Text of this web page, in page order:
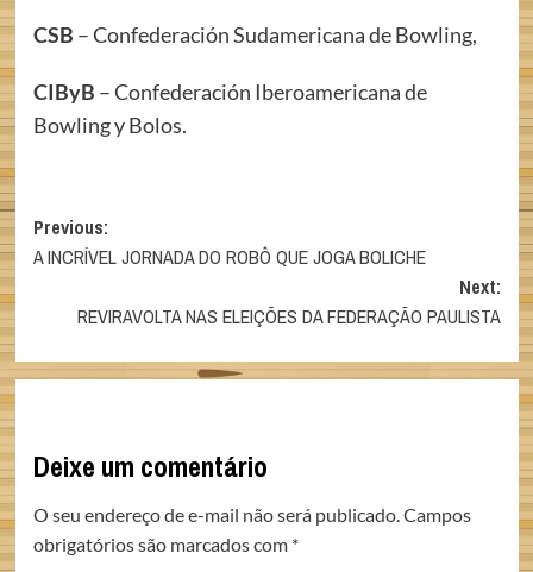
CSB – Confederación Sudamericana de Bowling,
CIByB – Confederación Iberoamericana de
Bowling y Bolos.
Post
navigation
Previous:
A INCRÍVEL JORNADA DO ROBÔ QUE JOGA BOLICHE
Next:
REVIRAVOLTA NAS ELEIÇÕES DA FEDERAÇÃO PAULISTA
Deixe um comentário
O seu endereço de e-mail não será publicado.Campos
obrigatórios são marcados com *